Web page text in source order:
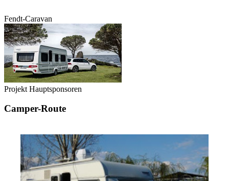
Fendt-Caravan
Projekt Hauptsponsoren
Camper-Route